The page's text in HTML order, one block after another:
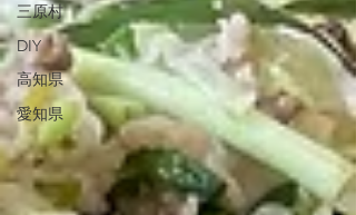
三原村
DIY
高知県
愛知県